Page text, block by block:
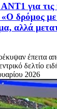
για
δρόμος
αλλά
έπειτα
δελτίο
2026